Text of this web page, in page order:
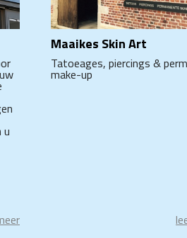
u
Maaikes Skin Art
Tatoeages, piercings &
make-up